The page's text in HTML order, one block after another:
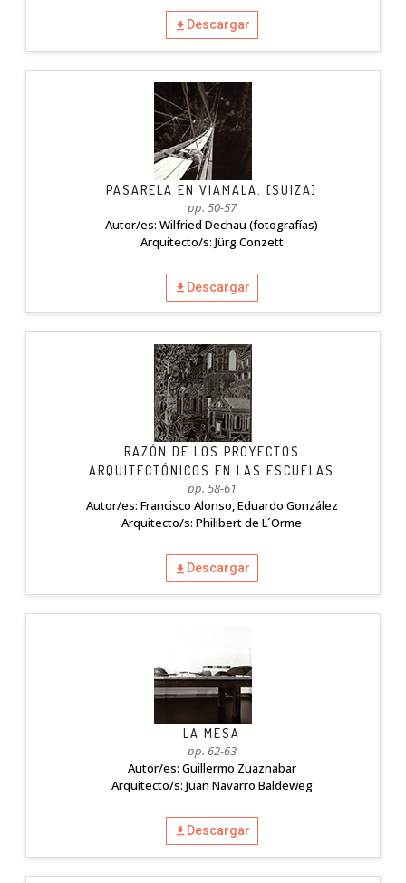
Descargar
PASARELA EN VIAMALA. [SUIZA]
pp. 50-57
Autor/es: Wilfried Dechau (fotografías)
Arquitecto/s: Jürg Conzett
Descargar
RAZÓN DE LOS PROYECTOS
ARQUITECTÓNICOS EN LAS ESCUELAS
pp. 58-61
Autor/es: Francisco Alonso, Eduardo González
Arquitecto/s: Philibert de L´Orme
Descargar
LA MESA
pp. 62-63
Autor/es: Guillermo Zuaznabar
Arquitecto/s: Juan Navarro Baldeweg
Descargar